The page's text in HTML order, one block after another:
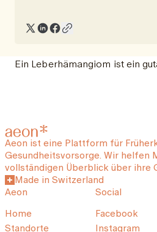
Ein Leberhämangiom ist ein
Aeon ist eine Plattform für
Gesundheitsvorsorge. Wir helfen
vollständigen Überblick über ihre
Made in Switzerland
Aeon
Home
Standorte
Social
Facebook
Instagram